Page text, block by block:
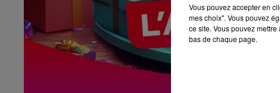
Vous pouvez accepter en
mes choix". Vous pouvez
ce site. Vous pouvez
bas de chaque page.